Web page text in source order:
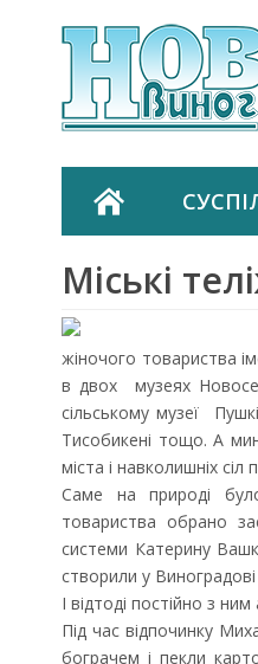
Міські
жіночого товариства
в двох музеях
сільському музеї
Тисобикені тощо. А
міста і навколишніх
Саме на природі
товариства обрано
системи Катерину
створили у
І відтоді постійно з
Під час відпочинку
бограчем і пекли